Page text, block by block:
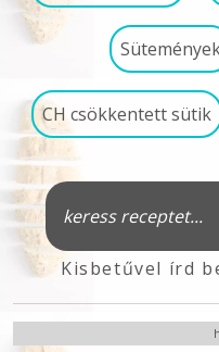
CH csökkentett sütik
Kisbetűvel írd